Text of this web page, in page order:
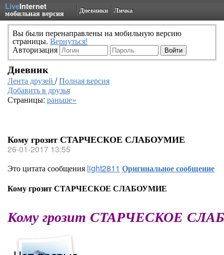
LiveInternet
мобильная версия Дневники Личка
Вы были перенаправлены на мобильную версию
страницы. Вернуться!
Авторизация
Дневник
Лента друзей /Полная версия
Добавить в друзья
Страницы: раньше»
Кому грозит СТАРЧЕСКОЕ СЛАБОУМИЕ
26-01-2017 13:55
Это цитата сообщения light2811 Оригинальное сообщение
Кому грозит СТАРЧЕСКОЕ СЛАБОУМИЕ
Кому грозит СТАРЧЕСКОЕ